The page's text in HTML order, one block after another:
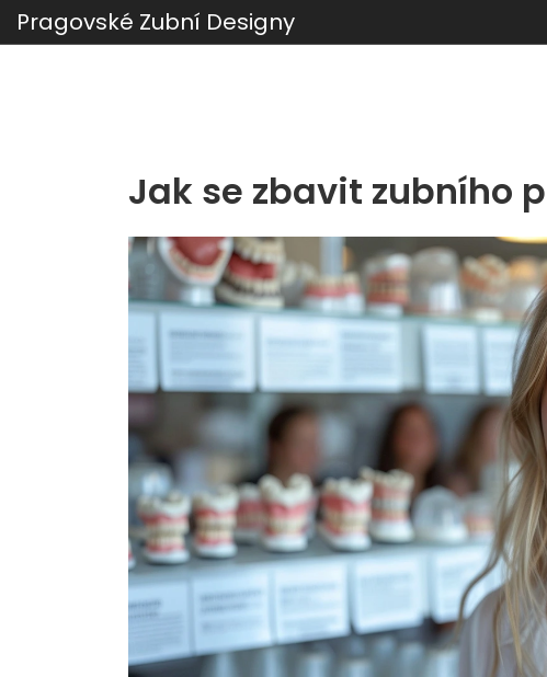
Pragovské Zubní Designy
Jak se zbavit zubního